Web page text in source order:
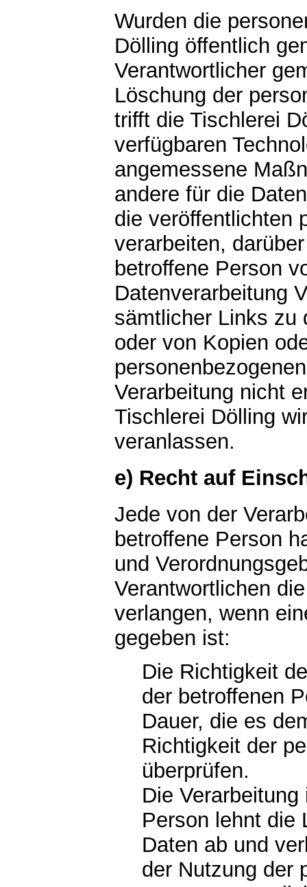
Wurden die
Dölling öffentlich
Verantwortlicher
Löschung der
trifft die Tischlerei
verfügbaren
angemessene
andere für die
die veröffentlichten
verarbeiten,
betroffene Person
Datenverarbeitung
sämtlicher Links zu
oder von Kopien
Verarbeitung nicht
Tischlerei Dölling
veranlassen.
e) Recht auf
Jede von der
betroffene Person
und
Verantwortlichen
verlangen, wenn
gegeben ist:
Die Richtigkeit
der betroffenen
Dauer, die es
Richtigkeit der
überprüfen.
Die
Person lehnt die
Daten ab und
der Nutzung der